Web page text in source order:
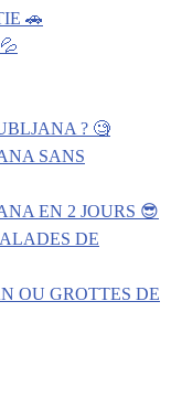
🚗
? 🧐
SANS
EN 2 JOURS 😎
DE
OU GROTTES DE